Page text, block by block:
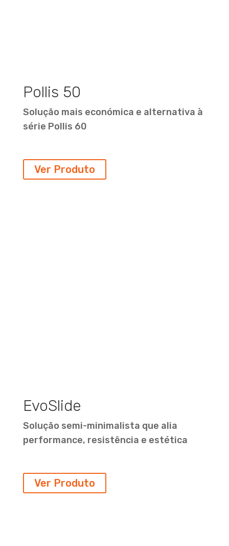
Pollis 50
Solução mais económica e alternativa à
série Pollis 60
Ver Produto
EvoSlide
Solução semi-minimalista que alia
performance, resistência e estética
Ver Produto